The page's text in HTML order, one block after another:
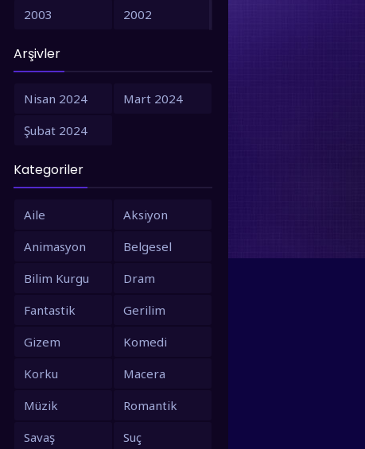
2003
2002
2001
1993
1991
Arşivler
Nisan 2024
Mart 2024
Şubat 2024
Kategoriler
Aile
Aksiyon
Animasyon
Belgesel
Bilim Kurgu
Dram
Fantastik
Gerilim
Gizem
Komedi
Korku
Macera
Müzik
Romantik
Savaş
Suç